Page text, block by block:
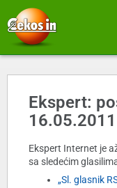
Ekspert:
Ekspert Internet je
sa sledećim
„Sl. glasnik